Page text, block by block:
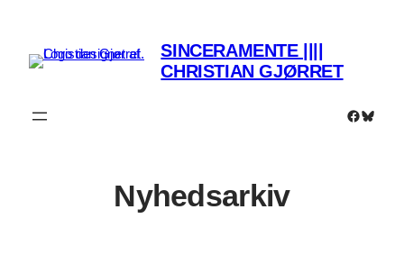
SINCERAMENTE ||||
CHRISTIAN GJØRRET
Nyhedsarkiv